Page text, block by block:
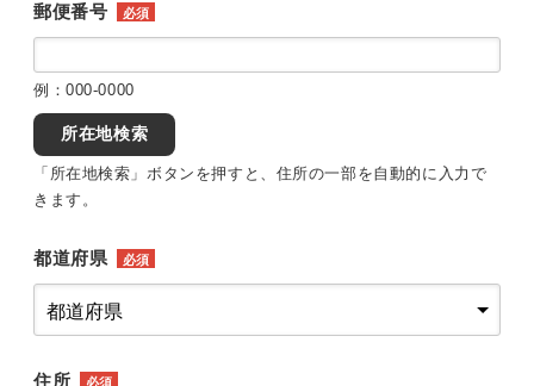
郵便番号 必須
例：000-0000
所在地検索
「所在地検索」ボタンを押すと、住所の一部を自動的に入力で
きます。
都道府県 必須
住所 必須